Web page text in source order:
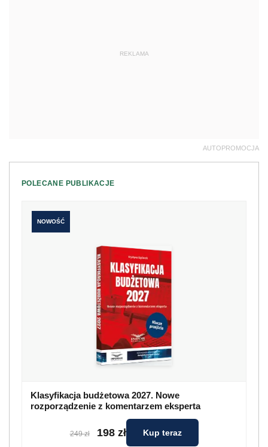
REKLAMA
AUTOPROMOCJA
POLECANE PUBLIKACJE
NOWOŚĆ
Klasyfikacja budżetowa 2027. Nowe
rozporządzenie z komentarzem eksperta
249 zł 198 zł Kup teraz